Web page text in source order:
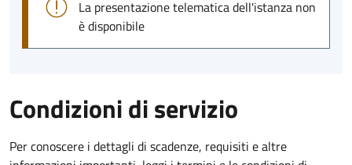
La presentazione telematica dell'istanza non
è disponibile
Condizioni di servizio
Per conoscere i dettagli di scadenze, requisiti e altre